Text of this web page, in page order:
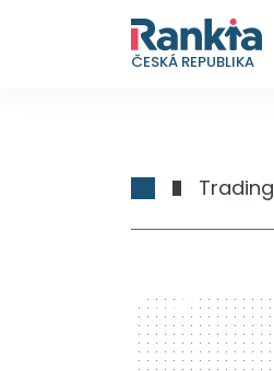
ČESKÁ REPUBLIKA
Trading
728 x 90